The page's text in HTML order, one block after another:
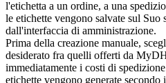
l'etichetta a un ordine, a una
le etichette vengono salvate sul Suo
dall'interfaccia di amministrazione.
Prima della creazione manuale,
desiderato fra quelli offerti da
immediatamente i costi di
etichette vengono generate